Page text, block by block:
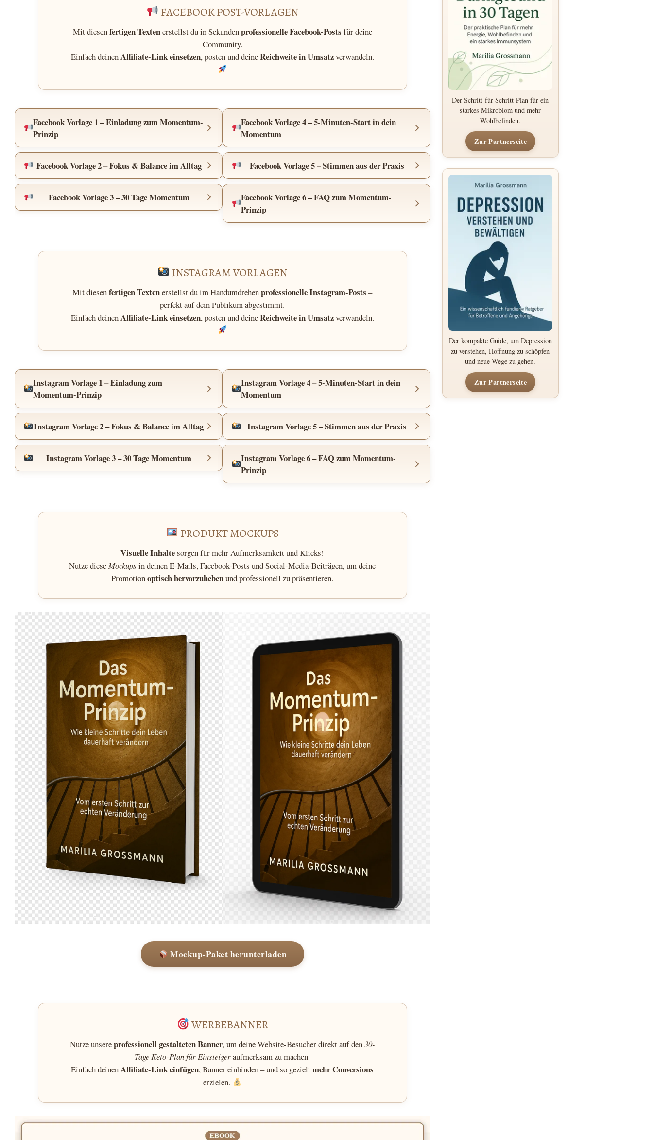
FACEBOOK POST-VORLAGEN
Mit diesenfertigen Textenerstellst du in Sekundenprofessionelle Facebook-Posts für deine
Community.
Einfach deinenAffiliate-Link einsetzen, posten und deineReichweite in Umsatzverwandeln.
Facebook Vorlage 1 – Einladung zum Momentum-
Prinzip
Facebook Vorlage 2 – Fokus & Balance im Alltag
Facebook Vorlage 3 – 30 Tage Momentum
Facebook Vorlage 4 – 5-Minuten-Start in dein
Momentum
Facebook Vorlage 5 – Stimmen aus der Praxis
Facebook Vorlage 6 – FAQ zum Momentum-
Prinzip
INSTAGRAM VORLAGEN
Mit diesenfertigen Textenerstellst du im Handumdrehenprofessionelle Instagram-Posts –
perfekt auf dein Publikum abgestimmt.
Einfach deinenAffiliate-Link einsetzen, posten und deineReichweite in Umsatzverwandeln.
Instagram Vorlage 1 – Einladung zum
Momentum-Prinzip
Instagram Vorlage 2 – Fokus & Balance im Alltag
Instagram Vorlage 3 – 30 Tage Momentum
Instagram Vorlage 4 – 5-Minuten-Start in dein
Momentum
Instagram Vorlage 5 – Stimmen aus der Praxis
Instagram Vorlage 6 – FAQ zum Momentum-
Prinzip
PRODUKT MOCKUPS
Visuelle Inhaltesorgen für mehr Aufmerksamkeit und Klicks!
Nutze diese Mockups in deinen E-Mails, Facebook-Posts und Social-Media-Beiträgen, um deine
Promotionoptisch hervorzuhebenund professionell zu präsentieren.
Mockup-Paket herunterladen
WERBEBANNER
Nutze unsereprofessionell gestalteten Banner, um deine Website-Besucher direkt auf den30-
Tage Keto-Plan für Einsteigeraufmerksam zu machen.
Einfach deinenAffiliate-Link einfügen, Banner einbinden – und so gezieltmehr Conversions
erzielen.
Der Schritt-für-Schritt-Plan für ein
starkes Mikrobiom und mehr
Wohlbefinden.
Zur Partnerseite
Der kompakte Guide, um Depression
zu verstehen, Hoffnung zu schöpfen
und neue Wege zu gehen.
Zur Partnerseite